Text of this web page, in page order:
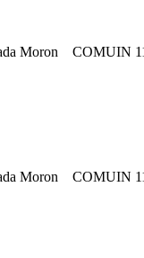
Moron COMUIN
Moron COMUIN